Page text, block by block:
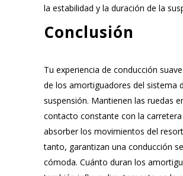
la estabilidad y la duración de la
Conclusión
Tu experiencia de conducción
de los amortiguadores del sistema
suspensión. Mantienen las ruedas
contacto constante con la carretera
absorber los movimientos del
tanto, garantizan una conducción
cómoda. Cuánto duran los